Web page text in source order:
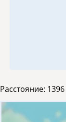
Расстояние: